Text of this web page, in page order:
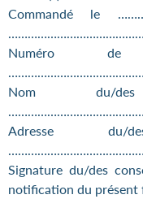
Commandé le
Numéro
Nom du/
Adresse du/
Signature du/des
notification du présent